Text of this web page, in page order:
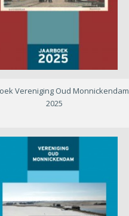
Vereniging Oud Monnickendam
2025